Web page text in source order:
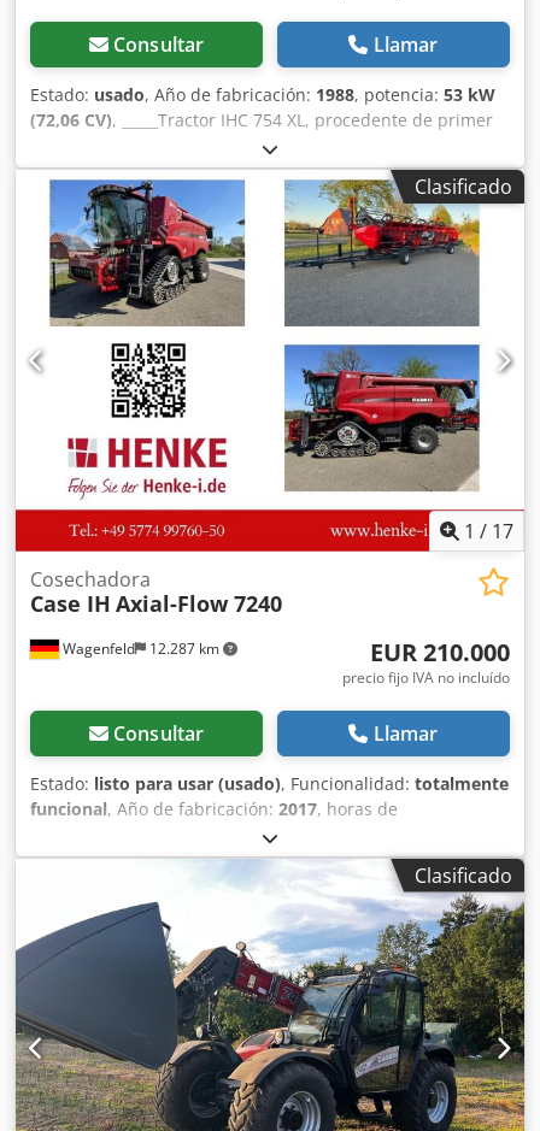
Consultar Llamar
Estado: usado, Año de fabricación: 1988, potencia: 53 kW
(72,06 CV), _____Tractor IHC 754 XL, procedente de primer
propietario, en óptimas condiciones. Horas de
funcionamiento: aproximadamente 8600. Año de
fabricación: 1988. Elevador delantero. Toma de fuerza
delantera. Transmisión de 30 km/h. Precio: 24.500,00
euros, sin IVA. Ubicación: null. Csdpfx Abezdmutsuorf
Clasificado
1 / 17
Wagenfeld 12.287 km
Cosechadora
Case IH Axial-Flow 7240
EUR 210.000
precio fijo IVA no incluído
Consultar Llamar
Estado: listo para usar (usado), Funcionalidad: totalmente
funcional, Año de fabricación: 2017, horas de
, potencia:
tipo de combustible:diésel, velocidad máxima:30 km/h,
07/2017, próxima inspección (TÜV):
, tamaño del neumático trasero:500/85 R24,
número de máquina/vehículo:YHG233775, Equipamiento:
aire acondicionado, cabina, cortadora de colza, enganche
de remolque, iluminación, Por encargo de un titular
autorizado, ofrecemos aquí el siguiente artículo usado
para la venta: Cosechadora Case-IH AF 7240 con rotor ST
Crsdpjzabtdofx Abusf Nº de chasis: YHG233775 Rotor ST de
disposición longitudinal Versión de 30 km/h Motor de 6
cilindros Potencia: 366 kW (497 CV) Ruedas delanteras:
Clasificado